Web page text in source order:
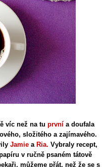
víc než na tu první a doufala
složitého a zajímavého.
Jamie a Ria. Vybraly recept,
v ručně psaném tátově
můžeme přát, než že se s